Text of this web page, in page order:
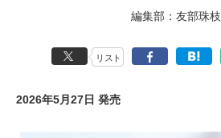
編集部：友部珠枝
リスト
2026年5月27日 発売